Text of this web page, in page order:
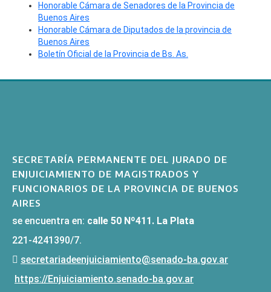
Honorable Cámara de Senadores de la Provincia de
Buenos Aires
Honorable Cámara de Diputados de la provincia de
Buenos Aires
Boletín Oficial de la Provincia de Bs. As.
SECRETARÍA PERMANENTE DEL JURADO DE
ENJUICIAMIENTO DE MAGISTRADOS Y
FUNCIONARIOS DE LA PROVINCIA DE BUENOS
AIRES
se encuentra en: calle 50 Nº411. La Plata
221-4241390/7.
secretariadeenjuiciamiento@senado-ba.gov.ar
https://Enjuiciamiento.senado-ba.gov.ar